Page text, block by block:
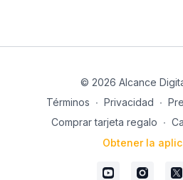
© 2026 Alcance
Términos ∙ Privacidad ∙
Comprar tarjeta regalo ∙
Obtener la